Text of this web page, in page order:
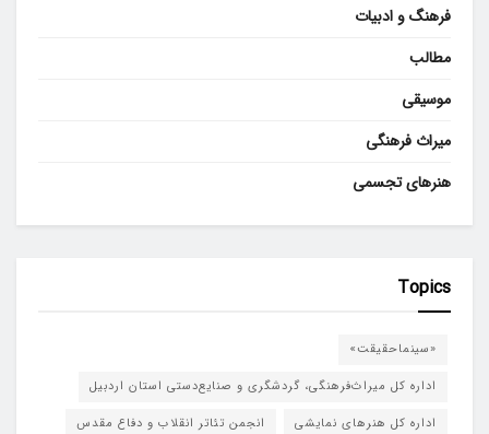
فرهنگ و ادبیات
مطالب
موسیقی
میراث فرهنگی
هنرهای تجسمی
Topics
«سینماحقیقت»
اداره کل میراث‌فرهنگی، گردشگری و صنایع‌دستی استان اردبیل
اداره کل هنرهای نمایشی
انجمن تئاتر انقلاب و دفاع مقدس